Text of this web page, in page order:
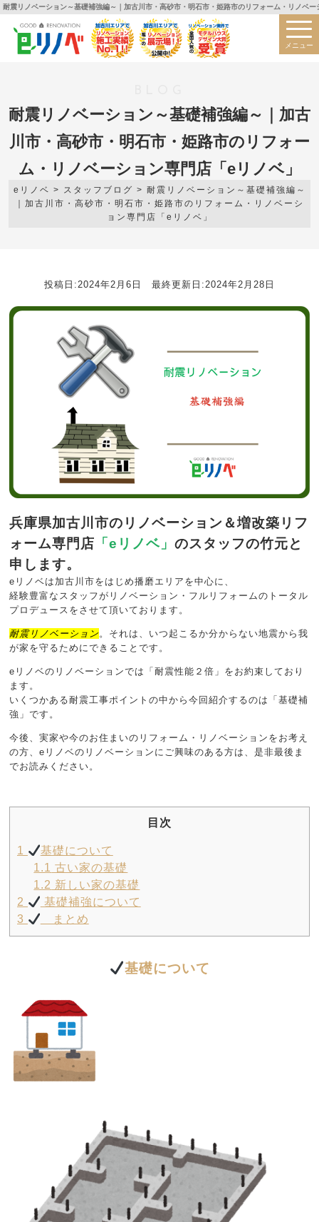
耐震リノベーション～基礎補強編～｜加古川市・高砂市・明石市・姫路市のリフォーム・リノベ
耐震リノベーション～基礎補強編～｜加古
川市・高砂市・明石市・姫路市のリフォー
ム・リノベーション専門店「eリノベ」
eリノベ > スタッフブログ > 耐震リノベーション～基礎補強編～
｜加古川市・高砂市・明石市・姫路市のリフォーム・リノベーシ
ョン専門店「eリノベ」
投稿日:2024年2月6日 最終更新日:2024年2月28日
兵庫県加古川市のリノベーション＆増改築リフ
ォーム専門店 「eリノベ」 のスタッフの竹元と
申します。
eリノベは加古川市をはじめ播磨エリアを中心に、
経験豊富なスタッフがリノベーション・フルリフォームのトータル
プロデュースをさせて頂いております。
耐震リノベーション。それは、いつ起こるか分からない地震から我
が家を守るためにできることです。
eリノベのリノベーションでは「耐震性能２倍」をお約束しており
ます。
いくつかある耐震工事ポイントの中から今回紹介するのは「基礎補
強」です。
今後、実家や今のお住まいのリフォーム・リノベーションをお考え
の方、eリノベのリノベーションにご興味のある方は、是非最後ま
でお読みください。
目次
1
基礎について
1.1 古い家の基礎
1.2 新しい家の基礎
2
基礎補強について
3
まとめ
基礎について
メニュー